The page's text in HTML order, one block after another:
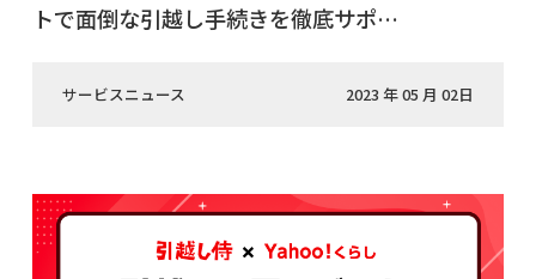
トで面倒な引越し手続きを徹底サポ…
サービスニュース 2023 年 05 月 02日